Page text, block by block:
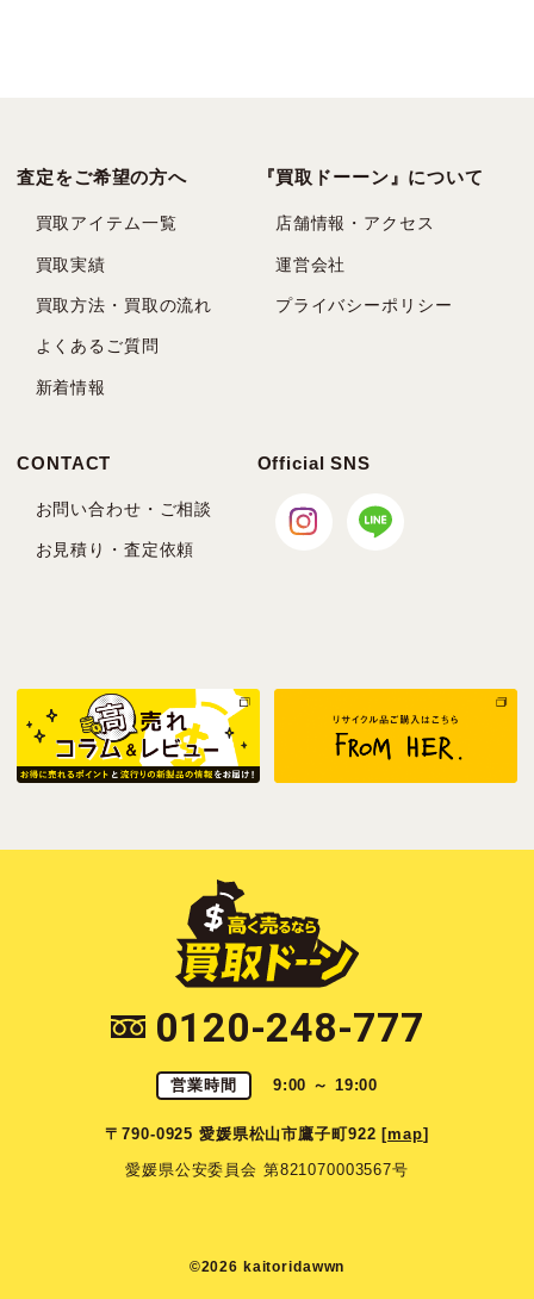
査定をご希望の方へ
買取アイテム一覧
買取実績
買取方法・買取の流れ
よくあるご質問
新着情報
『買取ドーーン』について
店舗情報・アクセス
運営会社
プライバシーポリシー
CONTACT
お問い合わせ・ご相談
お見積り・査定依頼
Official SNS
0120-248-777
営業時間 9:00 ～ 19:00
〒790-0925 愛媛県松山市鷹子町922 [map]
愛媛県公安委員会 第821070003567号
©2026 kaitoridawwn